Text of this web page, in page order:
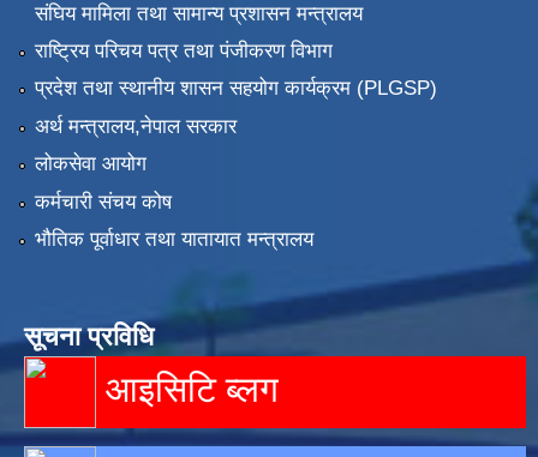
संघिय मामिला तथा सामान्य प्रशासन मन्त्रालय
राष्ट्रिय परिचय पत्र तथा पंजीकरण विभाग
प्रदेश तथा स्थानीय शासन सहयोग कार्यक्रम (PLGSP)
अर्थ मन्त्रालय,नेपाल सरकार
लोकसेवा आयोग
कर्मचारी संचय कोष
भौतिक पूर्वाधार तथा यातायात मन्त्रालय
सूचना प्रविधि
आइसिटि ब्लग